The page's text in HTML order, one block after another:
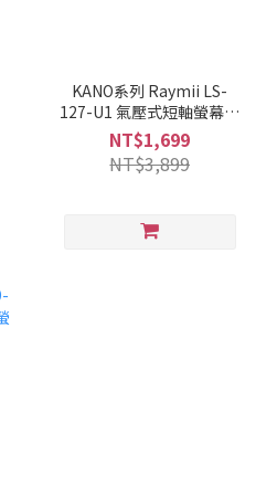
KANO系列 Raymii LS-
127-U1 氣壓式短軸螢幕支
架 小桌面適用
NT$1,699
NT$3,899